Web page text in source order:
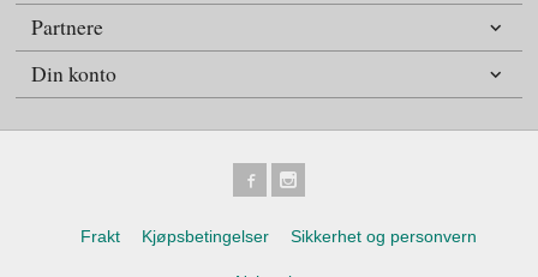
Partnere
Din konto
Frakt Kjøpsbetingelser Sikkerhet og personvern